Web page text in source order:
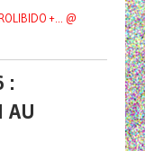
+... @
:
AU